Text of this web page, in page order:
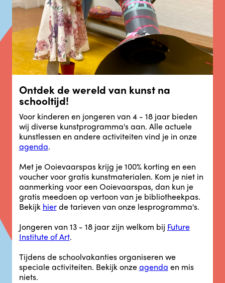
Ontdek de wereld van kunst na
schooltijd!
Voor kinderen en jongeren van 4 - 18 jaar bieden
wij diverse kunstprogramma's aan. Alle actuele
kunstlessen en andere activiteiten vind je in onze
agenda.
Met je Ooievaarspas krijg je 100% korting en een
voucher voor gratis kunstmaterialen. Kom je niet in
aanmerking voor een Ooievaarspas, dan kun je
gratis meedoen op vertoon van je bibliotheekpas.
Bekijk hierde tarieven van onze lesprogramma's.
Jongeren van 13 - 18 jaar zijn welkom bij Future
Institute of Art.
Tijdens de schoolvakanties organiseren we
speciale activiteiten. Bekijk onzeagenda en mis
niets.